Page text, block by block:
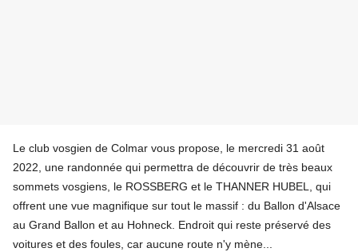
Le club vosgien de Colmar vous propose, le mercredi 31 août
2022, une randonnée qui permettra de découvrir de très beaux
sommets vosgiens, le ROSSBERG et le THANNER HUBEL, qui
offrent une vue magnifique sur tout le massif : du Ballon d'Alsace
au Grand Ballon et au Hohneck. Endroit qui reste préservé des
voitures et des foules, car aucune route n'y mène...